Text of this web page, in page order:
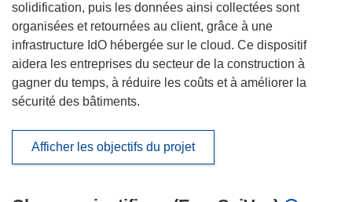
solidification, puis les données ainsi collectées sont
organisées et retournées au client, grâce à une
infrastructure IdO hébergée sur le cloud. Ce dispositif
aidera les entreprises du secteur de la construction à
gagner du temps, à réduire les coûts et à améliorer la
sécurité des bâtiments.
Afficher les objectifs du projet